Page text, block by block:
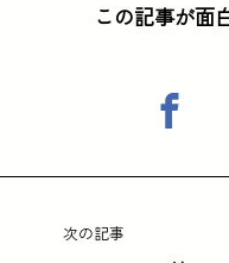
この記事が面
次の記事